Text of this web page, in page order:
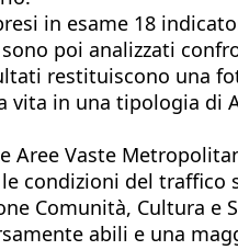
in esame 18
poi analizzati
restituiscono una
in una tipologia di
Aree Vaste
condizioni del
Comunità, Cultura e
abili e una